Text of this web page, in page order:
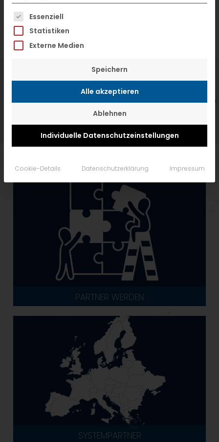
VTL hat neuen Aufsichtsrat gewählt
PARTNER WERDEN
SYSTEMPARTNER
Es folgt eine Liste der Service-Gruppen,
Essenziell
Statistiken
Externe Medien
Speichern
Alle akzeptieren
Ablehnen
Individuelle Datenschutzeinstellungen
Cookie-Details Datenschutzerklärung Impressum